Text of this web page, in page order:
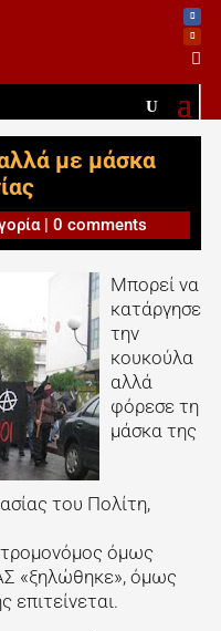

με μάσκα
| 0 comments
Μπορεί να
κατάργησε
την
κουκούλα
αλλά
φόρεσε τη
μάσκα της
του Πολίτη,
όμως
«ξηλώθηκε», όμως
επιτείνεται.